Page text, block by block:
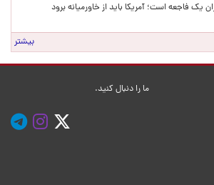
یک فاجعه است؛ آمریکا باید از خاورمیانه برود
بیشتر
ما را دنبال کنید.